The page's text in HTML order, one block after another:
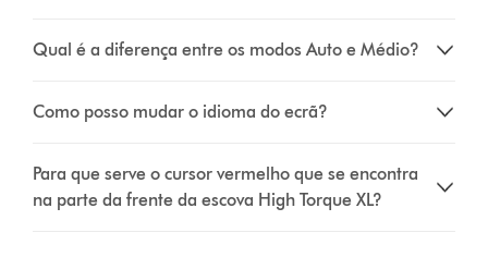
Qual é a diferença entre os modos Auto e Médio?
Como posso mudar o idioma do ecrã?
Para que serve o cursor vermelho que se encontra
na parte da frente da escova High Torque XL?